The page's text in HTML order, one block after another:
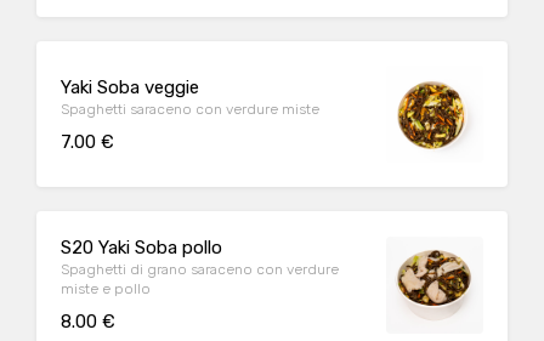
Yaki Soba veggie
Spaghetti saraceno con verdure miste
7.00 €
S20 Yaki Soba pollo
Spaghetti di grano saraceno con verdure
miste e pollo
8.00 €